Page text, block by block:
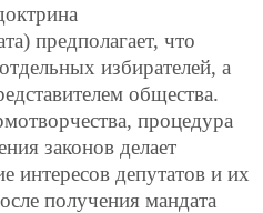
предполагает, что
избирателей, а
общества.
процедура
законов делает
интересов депутатов и их
получения мандата